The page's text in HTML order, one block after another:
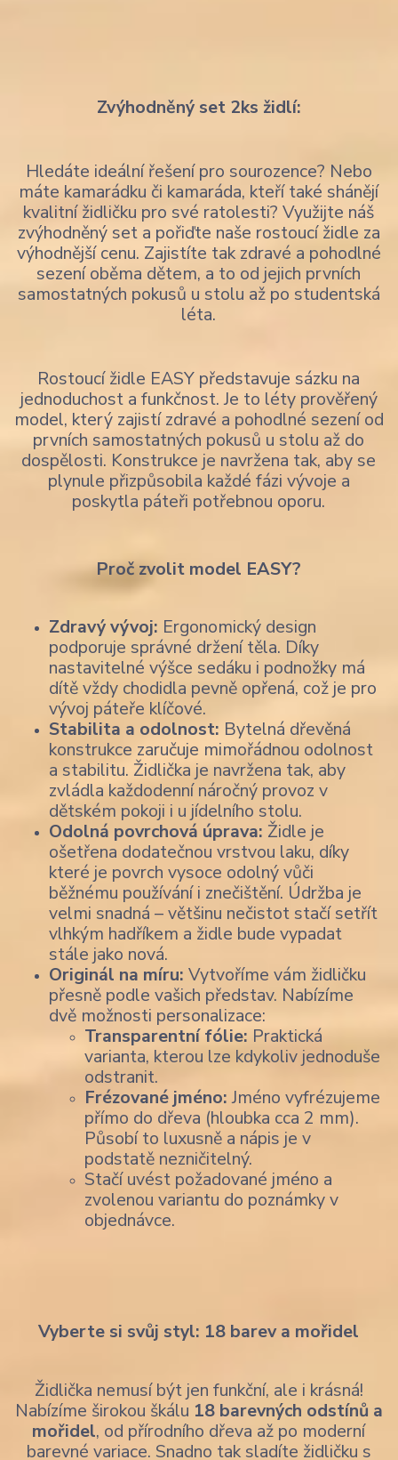
Zvýhodněný set 2ks židlí:
Hledáte ideální řešení pro sourozence? Nebo
máte kamarádku či kamaráda, kteří také shánějí
kvalitní židličku pro své ratolesti? Využijte náš
zvýhodněný set a pořiďte naše rostoucí židle za
výhodnější cenu. Zajistíte tak zdravé a pohodlné
sezení oběma dětem, a to od jejich prvních
samostatných pokusů u stolu až po studentská
léta.
Rostoucí židle EASY představuje sázku na
jednoduchost a funkčnost. Je to léty prověřený
model, který zajistí zdravé a pohodlné sezení od
prvních samostatných pokusů u stolu až do
dospělosti. Konstrukce je navržena tak, aby se
plynule přizpůsobila každé fázi vývoje a
poskytla páteři potřebnou oporu.
Proč zvolit model EASY?
Zdravý vývoj: Ergonomický design
podporuje správné držení těla. Díky
nastavitelné výšce sedáku i podnožky má
dítě vždy chodidla pevně opřená, což je pro
vývoj páteře klíčové.
Stabilita a odolnost: Bytelná dřevěná
konstrukce zaručuje mimořádnou odolnost
a stabilitu. Židlička je navržena tak, aby
zvládla každodenní náročný provoz v
dětském pokoji i u jídelního stolu.
Odolná povrchová úprava: Židle je
ošetřena dodatečnou vrstvou laku, díky
které je povrch vysoce odolný vůči
běžnému používání i znečištění. Údržba je
velmi snadná – většinu nečistot stačí setřít
vlhkým hadříkem a židle bude vypadat
stále jako nová.
Originál na míru: Vytvoříme vám židličku
přesně podle vašich představ. Nabízíme
dvě možnosti personalizace:
Transparentní fólie: Praktická
varianta, kterou lze kdykoliv jednoduše
odstranit.
Frézované jméno:Jméno vyfrézujeme
přímo do dřeva (hloubka cca 2 mm).
Působí to luxusně a nápis je v
podstatě nezničitelný.
Stačí uvést požadované jméno a
zvolenou variantu do poznámky v
objednávce.
Vyberte si svůj styl: 18 barev a mořidel
Židlička nemusí být jen funkční, ale i krásná!
Nabízíme širokou škálu 18 barevných odstínů a
mořidel, od přírodního dřeva až po moderní
barevné variace. Snadno tak sladíte židličku s